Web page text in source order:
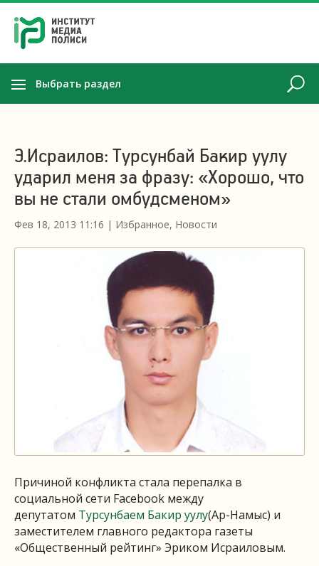
Выбрать раздел
Э.Исраилов: Турсунбай Бакир уулу
ударил меня за фразу: «Хорошо, что
вы не стали омбудсменом»
Фев 18, 2013 11:16 | Избранное, Новости
Причиной конфликта стала перепалка в
социальной сети Facebook между
депутатом Турсунбаем Бакир уулу(Ар-Намыс) и
заместителем главного редактора газеты
«Общественный рейтинг» Эриком Исраиловым.